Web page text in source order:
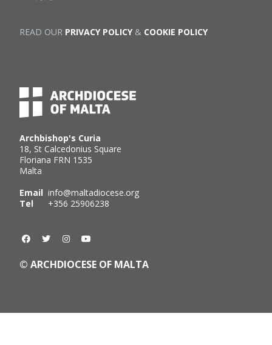
Archbishop's Curia
18, St Calcedonius Square
Floriana FRN 1535
Malta
Email info@maltadiocese.org
Tel +356 25906238
© ARCHDIOCESE OF MALTA
READ OUR PRIVACY POLICY& COOKIE POLICY